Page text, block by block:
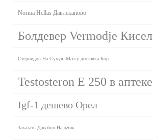
Norma Hellas Давлеканово
Болдевер Vermodje
Стероидов На Сухую Массу доставка Бор
Testosteron E 250 в
Igf-1 дешево Орел
Заказать Данабол Нальчик